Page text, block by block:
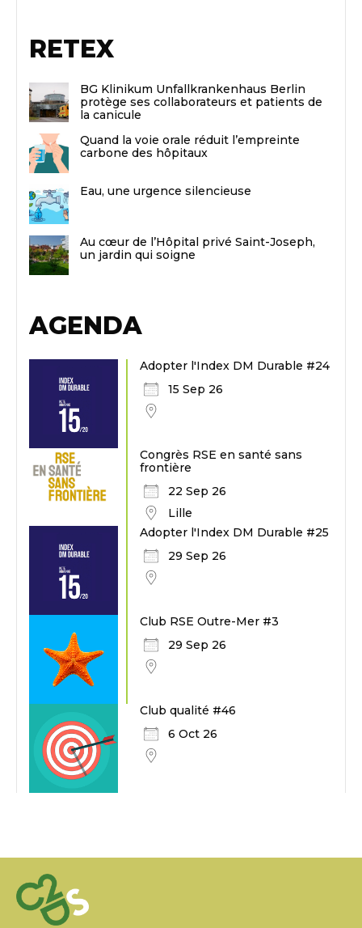
RETEX
BG Klinikum Unfallkrankenhaus Berlin
protège ses collaborateurs et patients de
la canicule
Quand la voie orale réduit l’empreinte
carbone des hôpitaux
Eau, une urgence silencieuse
Au cœur de l’Hôpital privé Saint-Joseph,
un jardin qui soigne
AGENDA
Adopter l'Index DM Durable #24
15 Sep 26
Congrès RSE en santé sans
frontière
22 Sep 26
Lille
Adopter l'Index DM Durable #25
29 Sep 26
Club RSE Outre-Mer #3
29 Sep 26
Club qualité #46
6 Oct 26